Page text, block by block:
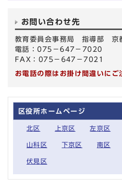
お問い合わせ先
教育委員会事務局 指導部 京
電話：075－647－7020
FAX：075－647－7021
お電話の際はお掛け間違いにご
区役所ホームページ
北区 上京区 左京区
山科区 下京区 南区
伏見区